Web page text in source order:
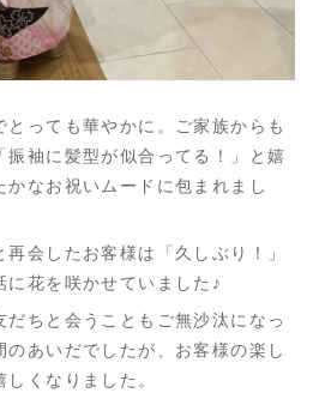
とっても華やかに。ご家族からも
振袖に髪型が似合ってる！」と嬉
かなお祝いムードに包まれまし
会したお客様は「久しぶり！」
に花を咲かせていました♪
だちと会うこともご無沙汰になっ
のあいだでしたが、お客様の楽し
くなりました。